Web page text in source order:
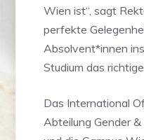
Wien ist“, sagt
perfekte
Absolvent*innen
Studium das richtige
Das International
Abteilung Gender